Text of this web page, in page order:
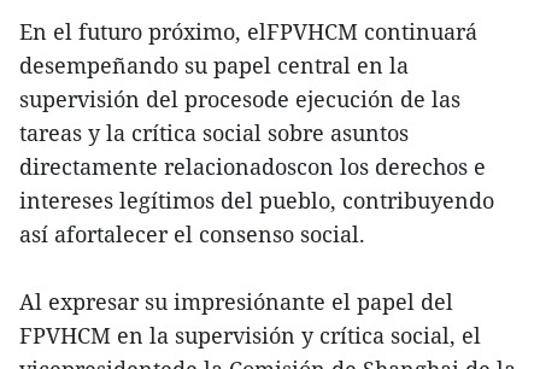
En el futuro próximo, elFPVHCM continuará
desempeñando su papel central en la
supervisión del procesode ejecución de las
tareas y la crítica social sobre asuntos
directamente relacionadoscon los derechos e
intereses legítimos del pueblo, contribuyendo
así afortalecer el consenso social.
Al expresar su impresiónante el papel del
FPVHCM en la supervisión y crítica social, el